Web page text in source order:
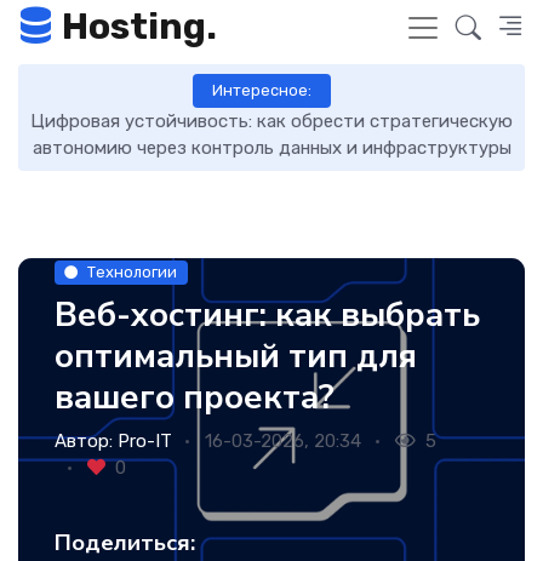
Hosting.
Интересное:
Цифровая устойчивость: как обрести стратегическую
автономию через контроль данных и инфраструктуры
Технологии
Веб-хостинг: как выбрать
оптимальный тип для
вашего проекта?
Автор: Pro-IT 16-03-2026, 20:34
5
0
Поделиться: